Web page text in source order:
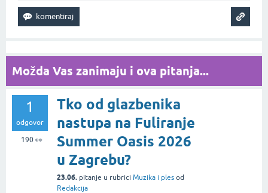
Možda Vas zanimaju i ova pitanja...
1
odgovor
190👀
Tko od glazbenika
nastupa na Fuliranje
Summer Oasis 2026
u Zagrebu?
23.06. pitanje u rubrici Muzika i ples od
Redakcija